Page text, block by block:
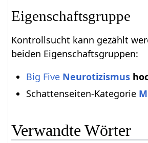
Eigenschaftsgruppe
Kontrollsucht kann gezählt
beiden Eigenschaftsgruppen:
Big Five Neurotizismus
Schattenseiten-Kategorie
Verwandte Wörter